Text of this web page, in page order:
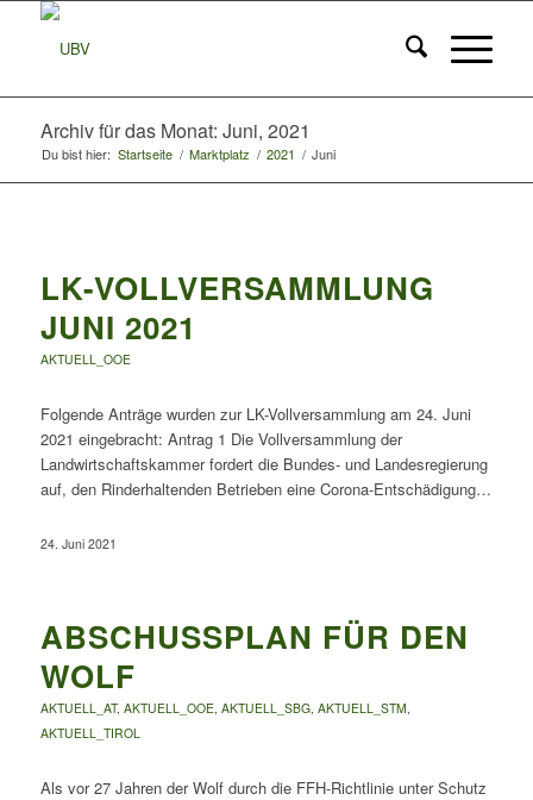
Archiv für das Monat: Juni, 2021
Du bist hier: Startseite / Marktplatz / 2021 / Juni
LK-VOLLVERSAMMLUNG
JUNI 2021
AKTUELL_OOE
Folgende Anträge wurden zur LK-Vollversammlung am 24. Juni
2021 eingebracht: Antrag 1 Die Vollversammlung der
Landwirtschaftskammer fordert die Bundes- und Landesregierung
auf, den Rinderhaltenden Betrieben eine Corona-Entschädigung…
24. Juni 2021
ABSCHUSSPLAN FÜR DEN
WOLF
AKTUELL_AT, AKTUELL_OOE, AKTUELL_SBG, AKTUELL_STM,
AKTUELL_TIROL
Als vor 27 Jahren der Wolf durch die FFH-Richtlinie unter Schutz